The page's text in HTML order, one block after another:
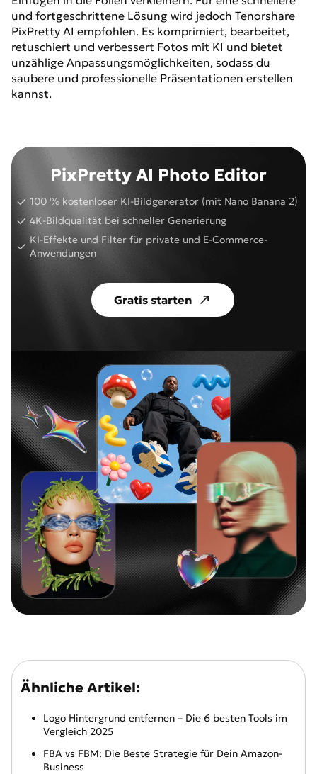
und fortgeschrittene Lösung wird jedoch Tenorshare
PixPretty AI empfohlen. Es komprimiert, bearbeitet,
retuschiert und verbessert Fotos mit KI und bietet
unzählige Anpassungsmöglichkeiten, sodass du
saubere und professionelle Präsentationen erstellen
kannst.
PixPretty AI Photo Editor
100 % kostenloser KI-Bildgenerator (mit Nano Banana 2)
4K-Bildqualität bei schneller Generierung
KI-Effekte und Filter für private und E-Commerce-
Anwendungen
Gratis starten
Ähnliche Artikel:
Logo Hintergrund entfernen – Die 6 besten Tools im
Vergleich 2025
FBA vs FBM: Die Beste Strategie für Dein Amazon-
Business